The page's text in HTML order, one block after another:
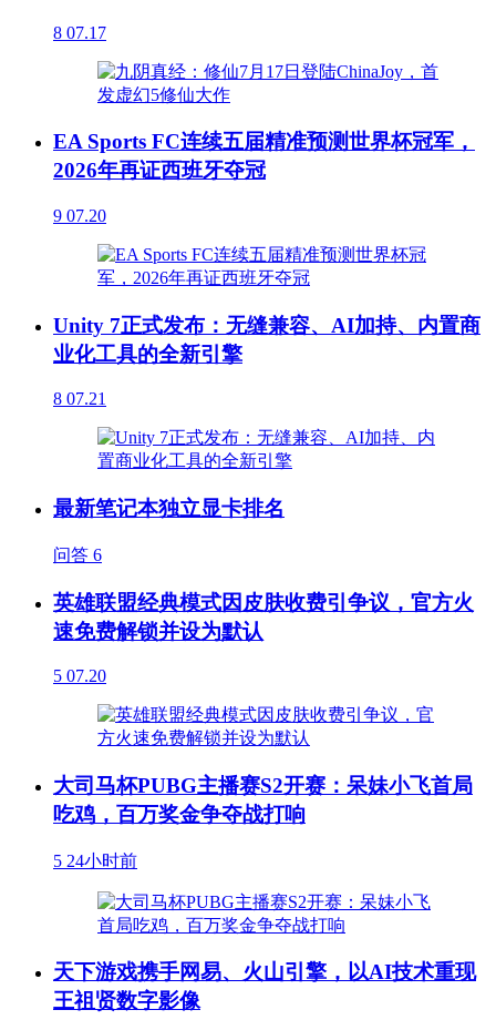
8 07.17
EA Sports FC连续五届精准预测世界杯冠军，
2026年再证西班牙夺冠
9 07.20
Unity 7正式发布：无缝兼容、AI加持、内置商
业化工具的全新引擎
8 07.21
最新笔记本独立显卡排名
问答 6
英雄联盟经典模式因皮肤收费引争议，官方火
速免费解锁并设为默认
5 07.20
大司马杯PUBG主播赛S2开赛：呆妹小飞首局
吃鸡，百万奖金争夺战打响
5 24小时前
天下游戏携手网易、火山引擎，以AI技术重现
王祖贤数字影像